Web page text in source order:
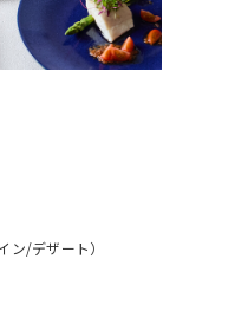
ン/デザート）